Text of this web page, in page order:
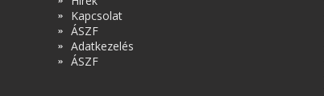
Kapcsolat
ÁSZF
Adatkezelés
ÁSZF